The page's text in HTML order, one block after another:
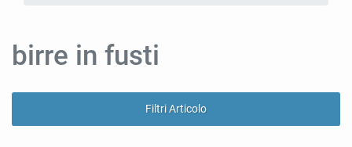
birre in fusti
Filtri Articolo